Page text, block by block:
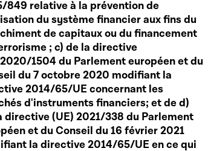
849 relative à la prévention de
du système financier aux fins du
de capitaux ou du financement
; c) de la directive
1504 du Parlement européen et du
du 7 octobre 2020 modifiant la
2014/65/UE concernant les
d'instruments financiers; et de d)
directive (UE) 2021/338 du Parlement
et du Conseil du 16 février 2021
la directive 2014/65/UE en ce qui